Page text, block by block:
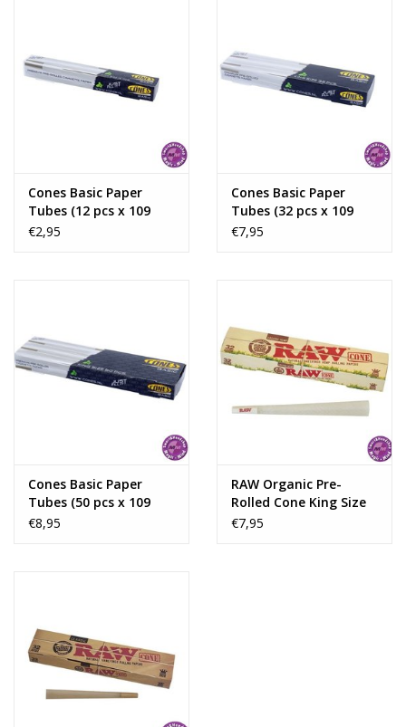
Cones Basic Paper
Tubes (12 pcs x 109
mm Box)
€2,95
Cones Basic Paper
Tubes (32 pcs x 109
mm Box)
€7,95
Cones Basic Paper
Tubes (50 pcs x 109
mm Box)
€8,95
RAW Organic Pre-
Rolled Cone King Size
109mm 32 pc
€7,95